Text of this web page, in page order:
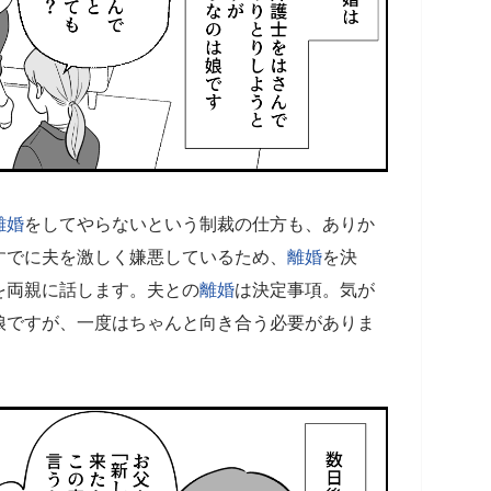
婚をしてやらないという制裁の仕方も、ありか
に夫を激しく嫌悪しているため、 離婚を決
親に話します。夫との離婚は決定事項。気が
すが、一度はちゃんと向き合う必要がありま